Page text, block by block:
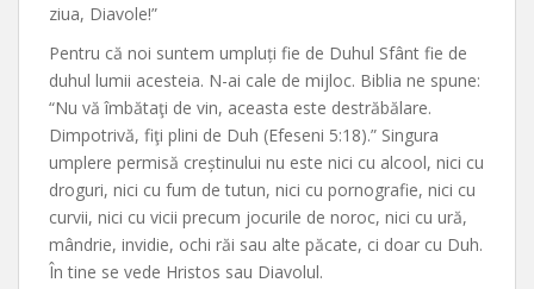
ziua, Diavole!”
Pentru că noi suntem umpluți fie de Duhul Sfânt fie de
duhul lumii acesteia. N-ai cale de mijloc. Biblia ne spune:
“Nu vă îmbătaţi de vin, aceasta este destrăbălare.
Dimpotrivă, fiţi plini de Duh (Efeseni 5:18).” Singura
umplere permisă creștinului nu este nici cu alcool, nici cu
droguri, nici cu fum de tutun, nici cu pornografie, nici cu
curvii, nici cu vicii precum jocurile de noroc, nici cu ură,
mândrie, invidie, ochi răi sau alte păcate, ci doar cu Duh.
În tine se vede Hristos sau Diavolul.